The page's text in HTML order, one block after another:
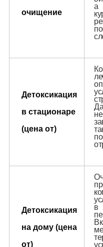
Для родственников
Новости
Фотогалерея
Контакты
очищение
а
Детоксикация
в стационаре
(цена от)
Детоксикация
на дому (цена
от)
в